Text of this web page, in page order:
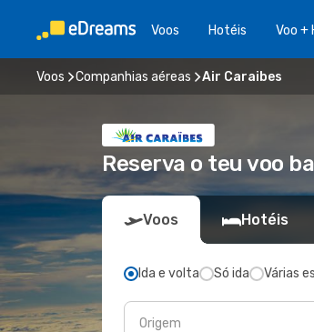
Voos Hotéis Voo +
Voos Companhias aéreas Air Caraibes
Reserva o teu voo
Voos Hotéis
Ida e volta Só ida Várias
Origem